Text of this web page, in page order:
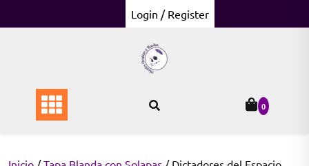
to
Login / Register
0